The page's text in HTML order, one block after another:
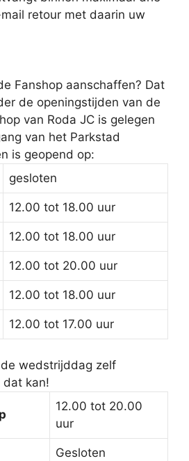
retour met daarin uw
Fanshop aanschaffen? Dat
de openingstijden van de
van Roda JC is gelegen
van het Parkstad
is geopend op:
gesloten
12.00 tot 18.00 uur
12.00 tot 18.00 uur
12.00 tot 20.00 uur
12.00 tot 18.00 uur
12.00 tot 17.00 uur
wedstrijddag zelf
dat kan!
12.00 tot 20.00
uur
Gesloten